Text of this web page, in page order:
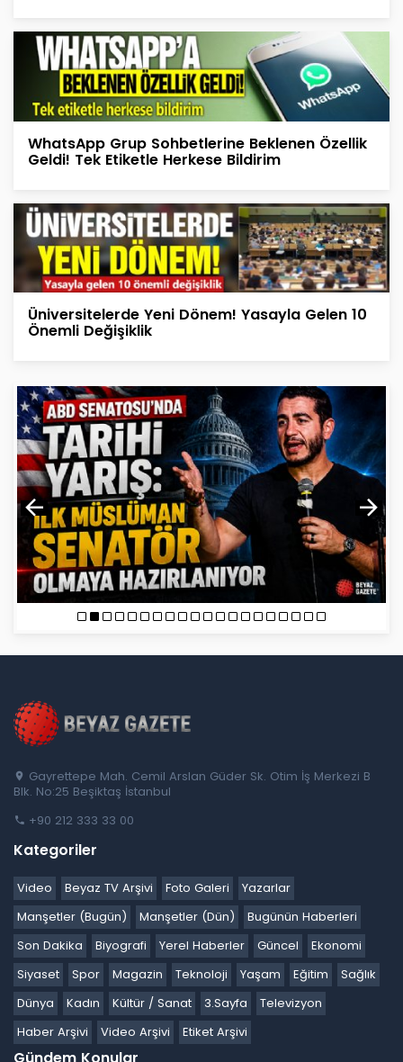
WhatsApp Grup Sohbetlerine Beklenen Özellik
Geldi! Tek Etiketle Herkese Bildirim
Üniversitelerde Yeni Dönem! Yasayla Gelen 10
Önemli Değişiklik
Gayrettepe Mah. Cemil Arslan Güder Sk. Otim İş Merkezi B
Blk. No:25 Beşiktaş İstanbul
+90 212 333 33 00
Kategoriler
Video Beyaz TV Arşivi Foto Galeri
Yazarlar
Manşetler (Bugün)
Manşetler (Dün)
Bugünün Haberleri
Son Dakika
Biyografi Yerel Haberler Güncel
Ekonomi
Siyaset
Spor Magazin Teknoloji Yaşam Eğitim
Sağlık
Dünya
Kadın Kültür / Sanat 3.Sayfa
Televizyon
Haber Arşivi
Video Arşivi Etiket Arşivi
Gündem Konular